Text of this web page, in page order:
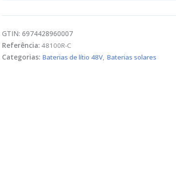
GTIN: 6974428960007
Referência:48100R-C
Categorias: Baterias de lítio 48V, Baterias solares